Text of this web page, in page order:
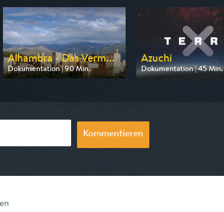
Alhambra - Das Verm...
Dokumentation | 90 Min.
Ausgestrahlt von arte
Azuchi
Dokumentation | 45 Min.
Ausgestrahlt von ZDF
Kommentieren